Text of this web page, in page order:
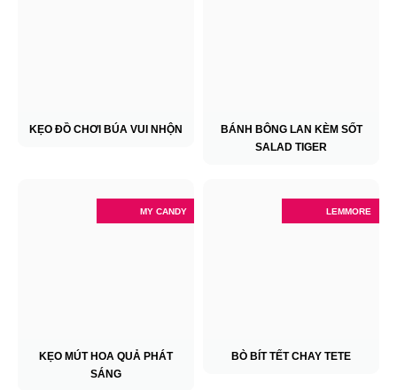
KẸO ĐỒ CHƠI BÚA VUI NHỘN
BÁNH BÔNG LAN KÈM SỐT
SALAD TIGER
MY CANDY
KẸO MÚT HOA QUẢ PHÁT
SÁNG
LEMMORE
BÒ BÍT TẾT CHAY TETE